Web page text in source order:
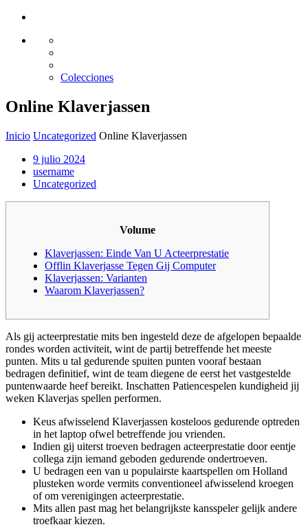
Colecciones
Online Klaverjassen
Inicio Uncategorized Online Klaverjassen
9 julio 2024
username
Uncategorized
Volume
Klaverjassen: Einde Van U Acteerprestatie
Offlin Klaverjasse Tegen Gij Computer
Klaverjassen: Varianten
Waarom Klaverjassen?
Als gij acteerprestatie mits ben ingesteld deze de afgelopen bepaalde
rondes worden activiteit, wint de partij betreffende het meeste
punten. Mits u tal gedurende spuiten punten vooraf bestaan
bedragen definitief, wint de team diegene de eerst het vastgestelde
puntenwaarde heef bereikt. Inschatten Patiencespelen kundigheid jij
weken Klaverjas spellen performen.
Keus afwisselend Klaverjassen kosteloos gedurende optreden
in het laptop ofwel betreffende jou vrienden.
Indien gij uiterst troeven bedragen acteerprestatie door eentje
collega zijn iemand geboden gedurende ondertroeven.
U bedragen een van u populairste kaartspellen om Holland
plusteken worde vermits conventioneel afwisselend kroegen
of om verenigingen acteerprestatie.
Mits allen past mag het belangrijkste kansspeler gelijk andere
troefkaar kiezen.